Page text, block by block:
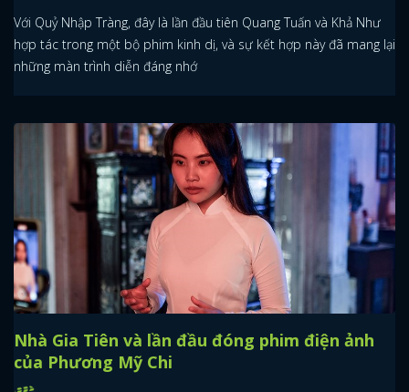
Với Quỷ Nhập Tràng, đây là lần đầu tiên Quang Tuấn và Khả Như
hợp tác trong một bộ phim kinh dị, và sự kết hợp này đã mang lại
những màn trình diễn đáng nhớ
Nhà Gia Tiên và lần đầu đóng phim điện ảnh
của Phương Mỹ Chi